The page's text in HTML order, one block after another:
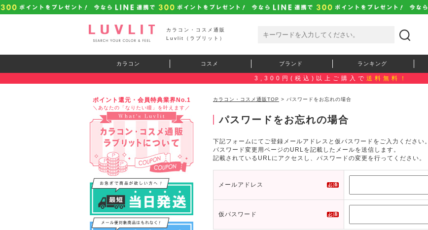
カラコン・コスメ通販
Luvlit（ラブリット）
カラコン コスメ ブランド ランキング
3,300円(税込)以上ご購入で 送料無料！
ポイント還元・会員特典業界No.1
＼あなたの「なりたい瞳」を叶えます／
カラコン・コスメ通販TOP > パスワードをお忘れの場合
パスワードをお忘れの場合
下記フォームにてご登録メールアドレスと仮パスワードをご入力ください。
パスワード変更用ページのURLを記載したメールを送信します。
記載されているURLにアクセスし、パスワードの変更を行ってください。
メールアドレス
仮パスワード